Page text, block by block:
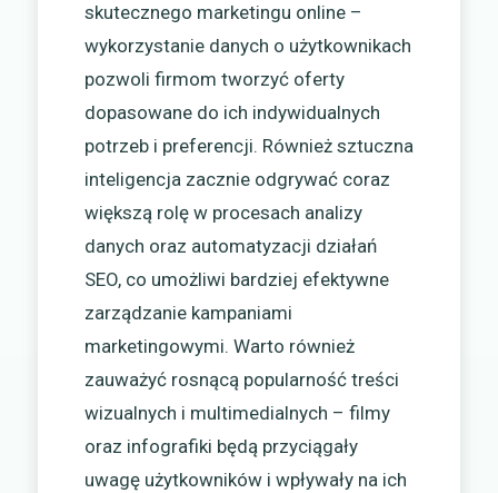
skutecznego marketingu online –
wykorzystanie danych o użytkownikach
pozwoli firmom tworzyć oferty
dopasowane do ich indywidualnych
potrzeb i preferencji. Również sztuczna
inteligencja zacznie odgrywać coraz
większą rolę w procesach analizy
danych oraz automatyzacji działań
SEO, co umożliwi bardziej efektywne
zarządzanie kampaniami
marketingowymi. Warto również
zauważyć rosnącą popularność treści
wizualnych i multimedialnych – filmy
oraz infografiki będą przyciągały
uwagę użytkowników i wpływały na ich